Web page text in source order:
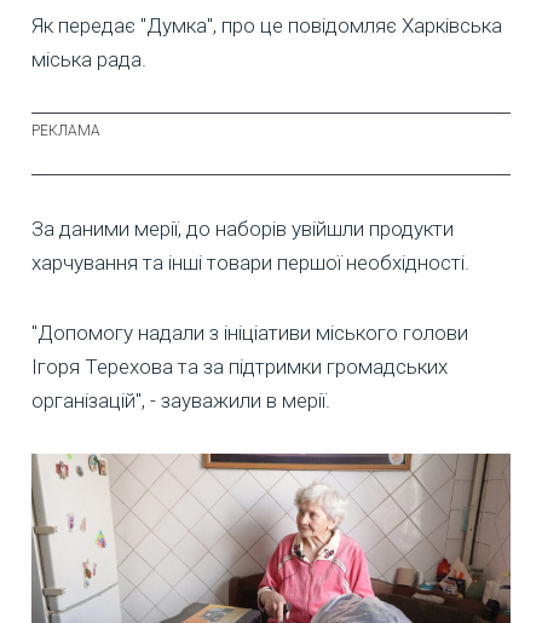
Як передає "Думка", про це повідомляє Харківська
міська рада.
За даними мерії, до наборів увійшли продукти
харчування та інші товари першої необхідності.
"Допомогу надали з ініціативи міського голови
Ігоря Терехова та за підтримки громадських
організацій", - зауважили в мерії.